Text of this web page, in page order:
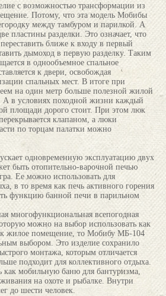
с возможностью трансформации из
Потому, что эта модель Мобибы
между тамбуром и парилкой. А
пластины разделки. Это означает, что
ближе к входу в первый
дымоход в первую разделку. Таким
в однообъемное спальное
к двери, освобождая
спальных мест. В итоге при
на один метр больше полезной жилой
в условиях походной жизни каждый
площади дорого стоит. При этом люк
клапаном, а люки
по торцам палатки можно
одновременную эксплуатацию двух
быть отопительно-варочной печью
Ее можно использовать для
в то время как печь активного горения
функцию банной печи в парильном
многофункциональная всепогодная
можно на выбор использовать как
жилое помещение, то Мобибу МБ-104
выбором. Это изделие сохранило
монтажа, которым отличается
подходит для коллективного отдыха.
как мобильную баню для бантуризма,
на охоте и рыбалке. Внутри
до шести человек.